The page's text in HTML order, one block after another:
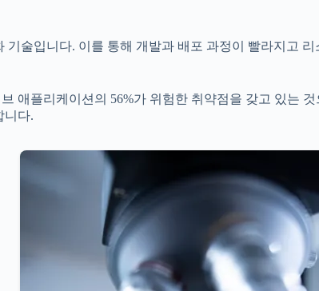
술입니다. 이를 통해 개발과 배포 과정이 빨라지고
애플리케이션의 56%가 위험한 취약점을 갖고 있는
니다.